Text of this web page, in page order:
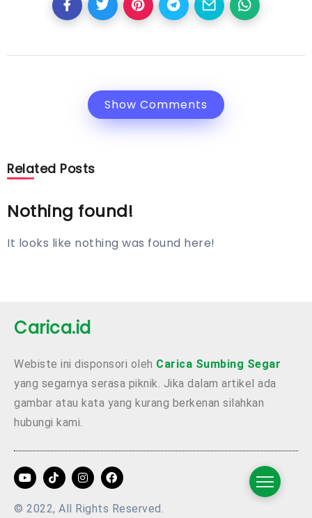
Show Comments
Related Posts
Nothing found!
It looks like nothing was found here!
Carica.id
Webiste ini disponsori oleh Carica Sumbing Segar
yang segarnya serasa piknik. Jika dalam artikel ada
gambar atau kata yang kurang berkenan silahkan
hubungi kami.
© 2022, All Rights Reserved.